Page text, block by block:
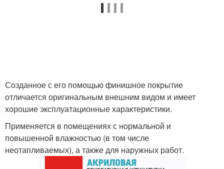
Созданное с его помощью финишное покрытие
отличается оригинальным внешним видом и имеет
хорошие эксплуатационные характеристики.
Применяется в помещениях с нормальной и
повышенной влажностью (в том числе
неотапливаемых), а также для наружных работ.